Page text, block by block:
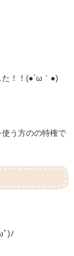
た！！(●´ω｀●)
う方のの特権で
ﾟ)ﾉ